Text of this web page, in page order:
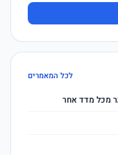
לכל המאמרים